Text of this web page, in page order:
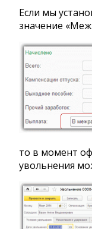
Если мы
значение
то в момент
увольнения